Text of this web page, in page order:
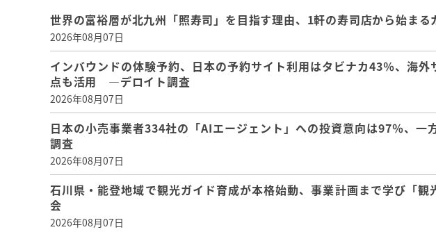
世界の富裕層が北九州「照寿司」を目指す理由、1軒の寿司店から始まる
2026年08月07日
インバウンドの体験予約、日本の予約サイト利用はタビナカ43％、海
点も活用 ―デロイト調査
2026年08月07日
日本の小売事業者334社の「AIエージェント」への投資意向は97％、
調査
2026年08月07日
石川県・能登地域で観光ガイド育成が本格始動、事業計画まで学び「
会
2026年08月07日